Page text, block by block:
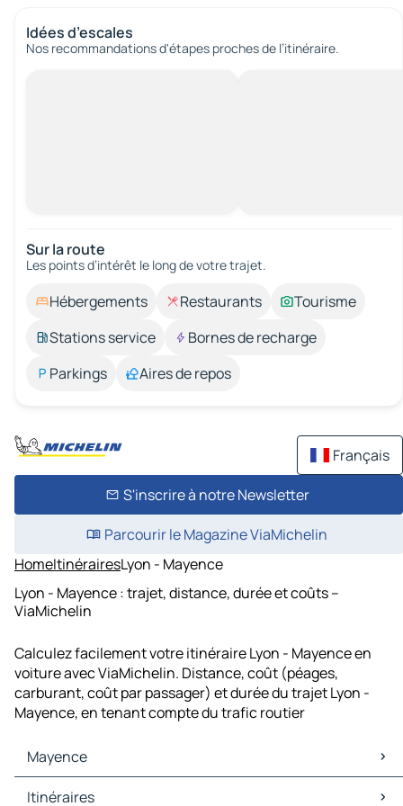
Idées d’escales
Nos recommandations d'étapes proches de l’itinéraire.
Sur la route
Les points d’intérêt le long de votre trajet.
Hébergements Restaurants
Tourisme
Stations service
Bornes de recharge
Parkings
Aires de repos
Français
S'inscrire à notre Newsletter
Parcourir le Magazine ViaMichelin
HomeItinérairesLyon - Mayence
Lyon - Mayence : trajet, distance, durée et coûts –
ViaMichelin
Calculez facilement votre itinéraire Lyon - Mayence en
voiture avec ViaMichelin. Distance, coût (péages,
carburant, coût par passager) et durée du trajet Lyon -
Mayence, en tenant compte du trafic routier
Mayence
Mayence Cartes et plans
Itinéraires